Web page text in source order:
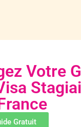
Votre
Gratuit